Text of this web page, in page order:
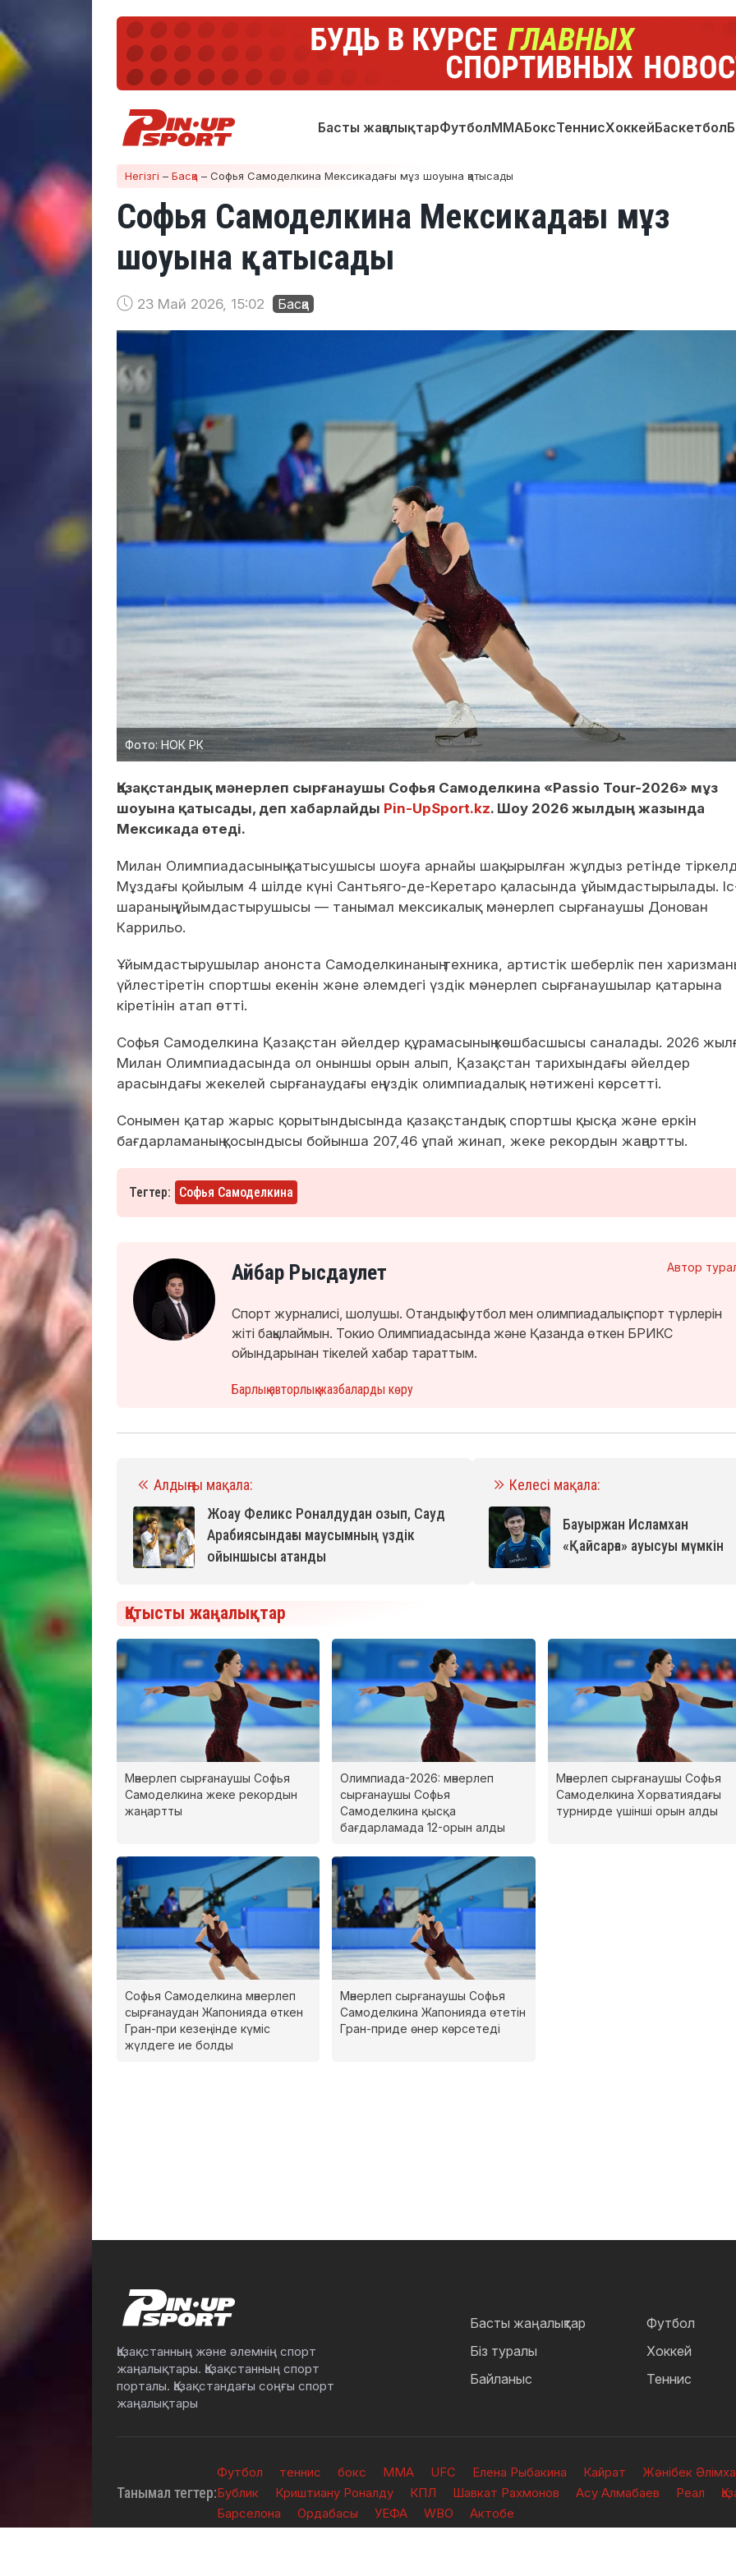
Басты жаңалықтарФутболММАБоксТеннисХоккейБаскетбол
Негізгі – Басқа – Софья Самоделкина Мексикадағы мұз шоуына қатысады
Софья Самоделкина Мексикадағы мұз
шоуына қатысады
23 Май 2026, 15:02 Басқа
Фото: НОК РК
Қазақстандық мәнерлеп сырғанаушы Софья Самоделкина «Passio Tour-2026» мұз
шоуына қатысады, деп хабарлайды Pin-UpSport.kz. Шоу 2026 жылдың жазында
Мексикада өтеді.
Милан Олимпиадасының қатысушысы шоуға арнайы шақырылған жұлдыз ретінде
Мұздағы қойылым 4 шілде күні Сантьяго-де-Керетаро қаласында ұйымдастырылады.
шараның ұйымдастырушысы — танымал мексикалық мәнерлеп сырғанаушы Донован
Каррильо.
Ұйымдастырушылар анонста Самоделкинаның техника, артистік шеберлік пен
үйлестіретін спортшы екенін және әлемдегі үздік мәнерлеп сырғанаушылар қатарына
кіретінін атап өтті.
Софья Самоделкина Қазақстан әйелдер құрамасының көшбасшысы саналады. 2026
Милан Олимпиадасында ол оныншы орын алып, Қазақстан тарихындағы әйелдер
арасындағы жекелей сырғанаудағы ең үздік олимпиадалық нәтижені көрсетті.
Сонымен қатар жарыс қорытындысында қазақстандық спортшы қысқа және еркін
бағдарламаның қосындысы бойынша 207,46 ұпай жинап, жеке рекордын жаңартты.
Тегтер: Софья Самоделкина
Автор
Айбар Рысдаулет
Спорт журналисі, шолушы. Отандық футбол мен олимпиадалық спорт түрлерін
жіті бақылаймын. Токио Олимпиадасында және Қазанда өткен БРИКС
ойындарынан тікелей хабар тараттым.
Барлық авторлық жазбаларды көру
Алдыңғы мақала:
Жоау Феликс Роналдудан озып, Сауд
Арабиясындағы маусымның үздік
ойыншысы атанды
Келесі мақала:
Бауыржан Исламхан
«Қайсарға» ауысуы мүмкін
Қатысты жаңалықтар
Мәнерлеп сырғанаушы Софья
Самоделкина жеке рекордын
жаңартты
Олимпиада-2026: мәнерлеп
сырғанаушы Софья
Самоделкина қысқа
бағдарламада 12-орын алды
Мәнерлеп сырғанаушы Софья
Самоделкина Хорватиядағы
турнирде үшінші орын алды
Софья Самоделкина мәнерлеп
сырғанаудан Жапонияда өткен
Гран-при кезеңінде күміс
жүлдеге ие болды
Мәнерлеп сырғанаушы Софья
Самоделкина Жапонияда өтетін
Гран-приде өнер көрсетеді
Қазақстанның және әлемнің спорт
жаңалықтары. Қазақстанның спорт
порталы. Қазақстандағы соңғы спорт
жаңалықтары
Басты жаңалықтар
Біз туралы
Байланыс
Футбол
Хоккей
Теннис
Танымал тегтер:
Футбол теннис бокс ММА UFC Елена Рыбакина Кайрат
Жәнібек
Бублик
Криштиану Роналду КПЛ Шавкат Рахмонов Асу Алмабаев Реал
Барселона
Ордабасы УЕФА WBO Актобе